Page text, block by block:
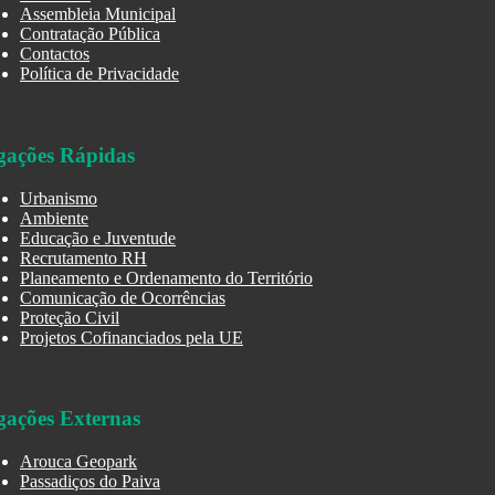
Assembleia Municipal
Contratação Pública
Contactos
Política de Privacidade
Rápidas
Urbanismo
Ambiente
Educação e Juventude
Recrutamento RH
Planeamento e Ordenamento do Território
Comunicação de Ocorrências
Proteção Civil
Projetos Cofinanciados pela UE
Externas
Arouca Geopark
Passadiços do Paiva